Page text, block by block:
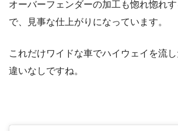
オーバーフェンダーの加工も惚れ惚れ
で、見事な仕上がりになっています。
これだけワイドな車でハイウェイを流
違いなしですね。